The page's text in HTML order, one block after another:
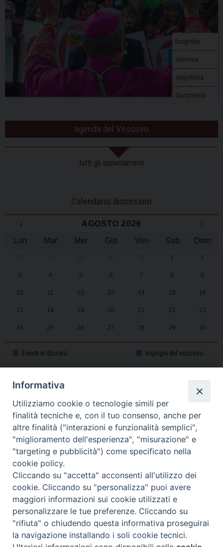
biografia
stemma
segreteria
documenti
agenda del Vescovo
tutti gli appuntamenti
Calendario diocesano
‹ AGOSTO 2026
›
Lun
Mar Mer Gio Ven Sab Dom
1 2
3 4 5 6 7 8 9
10 11 12 13 14 15 16
17 18 19 20 21 22 23
24 25 26 27 28 29 30
31 1 2 3 4 5 6
Eventi in diocesi Impegni del vescovo
CALENDARIO PASTORALE 2025-2026
Piazza Duomo, 11 - 27100 Pavia - Tel. 0382.386511 - Fax
0382.386525 -servizigenerali@diocesi.pavia.it -Privacy policy
Twitter
Informativa
Utilizziamo cookie o tecnologie simili per
finalità tecniche e, con il tuo consenso, anche per
altre finalità ("interazioni e funzionalità semplici",
"miglioramento dell'esperienza", "misurazione" e
"targeting e pubblicità") come specificato nella
cookie policy.
Cliccando su "accetta" acconsenti all'utilizzo dei
cookie. Cliccando su "personalizza" puoi avere
maggiori informazioni sui cookie utilizzati e
personalizzare le tue preferenze. Cliccando su
"rifiuta" o chiudendo questa informativa proseguirai
la navigazione installando i soli cookie tecnici.